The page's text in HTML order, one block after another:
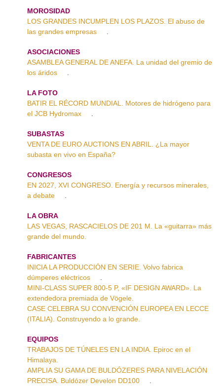
MOROSIDAD
LOS GRANDES INCUMPLEN LOS PLAZOS. El abuso de
las grandes empresas
ASOCIACIONES
ASAMBLEA GENERAL DE ANEFA. La unidad del gremio de
los áridos
LA FOTO
BATIR EL RÉCORD MUNDIAL. Motores de hidrógeno para
el JCB Hydromax
SUBASTAS
VENTA DE EURO AUCTIONS EN ABRIL. ¿La mayor
subasta en vivo en España?
CONGRESOS
EN 2027, XVI CONGRESO. Energía y recursos minerales,
a debate
LA OBRA
LAS VEGAS, RASCACIELOS DE 201 M. La «guitarra» más
grande del mundo.
FABRICANTES
INICIA LA PRODUCCIÓN EN SERIE. Volvo fabrica
dúmperes eléctricos
MINI-CLASS SUPER 800-5 P, «IF DESIGN AWARD». La
extendedora premiada de Vögele.
CASE CELEBRA SU CONVENCIÓN EUROPEA EN LECCE
(ITALIA). Construyendo a lo grande.
EQUIPOS
TRABAJOS DE TÚNELES EN LA INDIA. Epiroc en el
Himalaya.
AMPLIA SU GAMA DE BULDÓZERES PARA NIVELACIÓN
PRECISA. Buldózer Develon DD100